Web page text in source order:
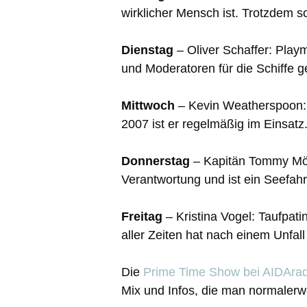
wirklicher Mensch ist. Trotzdem
Dienstag – Oliver Schaffer:
und Moderatoren für die Schiffe
Mittwoch – Kevin
2007 ist er regelmäßig im
Donnerstag – Kapitän Tommy
Verantwortung und ist ein
Freitag – Kristina Vogel:
aller Zeiten hat nach einem
Die Prime Time Show bei
Mix und Infos, die man